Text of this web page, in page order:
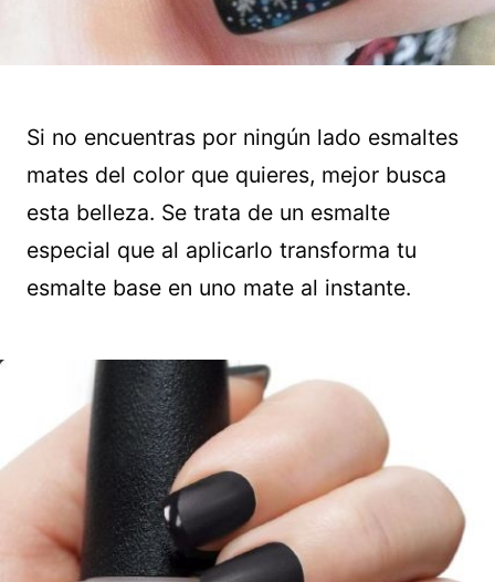
Si no encuentras por ningún lado esmaltes
mates del color que quieres, mejor busca
esta belleza. Se trata de un esmalte
especial que al aplicarlo transforma tu
esmalte base en uno mate al instante.